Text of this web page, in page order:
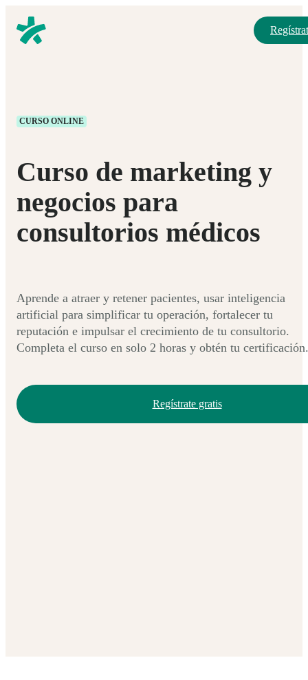
CURSO ONLINE
Curso de marketing y
negocios para
consultorios médicos
Aprende a atraer y retener pacientes, usar inteligencia
artificial para simplificar tu operación, fortalecer tu
reputación e impulsar el crecimiento de tu consultorio.
Completa el curso en solo 2 horas y obtén tu certificación.
Regístrate gratis